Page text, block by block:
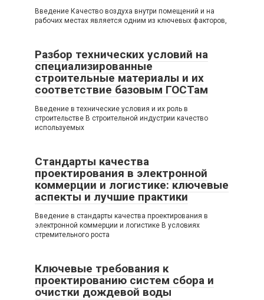
Введение Качество воздуха внутри помещений и на
рабочих местах является одним из ключевых факторов,
Разбор технических условий на
специализированные
строительные материалы и их
соответствие базовым ГОСТам
Введение в технические условия и их роль в
строительстве В строительной индустрии качество
используемых
Стандарты качества
проектирования в электронной
коммерции и логистике: ключевые
аспекты и лучшие практики
Введение в стандарты качества проектирования в
электронной коммерции и логистике В условиях
стремительного роста
Ключевые требования к
проектированию систем сбора и
очистки дождевой воды